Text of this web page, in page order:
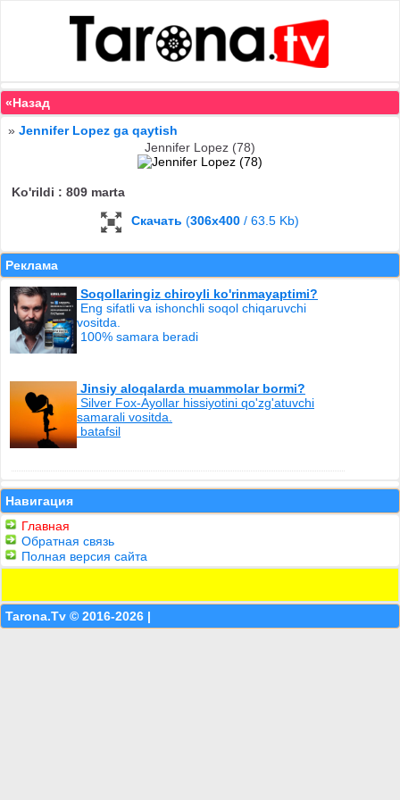
«Назад
» Jennifer Lopez ga qaytish
Jennifer Lopez (78)
Ko'rildi : 809 marta
Скачать (306x400 / 63.5 Kb)
Реклама
Soqollaringiz chiroyli ko'rinmayaptimi?
Eng sifatli va ishonchli soqol chiqaruvchi
vositda.
100% samara beradi
Jinsiy aloqalarda muammolar bormi?
Silver Fox-Ayollar hissiyotini qo'zg'atuvchi
samarali vositda.
batafsil
Навигация
Главная
Обратная связь
Полная версия сайта
Tarona.Tv © 2016-2026 |